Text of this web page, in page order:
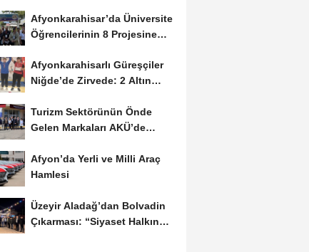
Afyonkarahisar’da Üniversite
Öğrencilerinin 8 Projesine
Afyonkarahisarlı Güreşçiler
Niğde’de Zirvede: 2 Altın
Turizm Sektörünün Önde
Gelen Markaları AKÜ’de
Afyon’da Yerli ve Milli Araç
Hamlesi
Üzeyir Aladağ’dan Bolvadin
Çıkarması: “Siyaset Halkın